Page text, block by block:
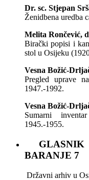
Dr. sc. Stjepan
Ženidbena uredba
Melita Rončević,
Birački popisi i
stol u Osijeku
Vesna Božić-
Pregled uprave
1947.-1992.
Vesna Božić-
Sumarni
1945.-1955.
BARANJE 7
Državni arhiv u